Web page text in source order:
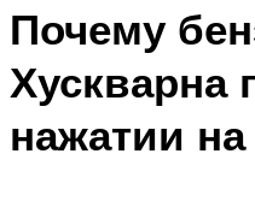
Почему
Хускварна
нажатии на